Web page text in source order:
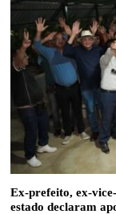
Ex-prefeito, ex-
estado declaram